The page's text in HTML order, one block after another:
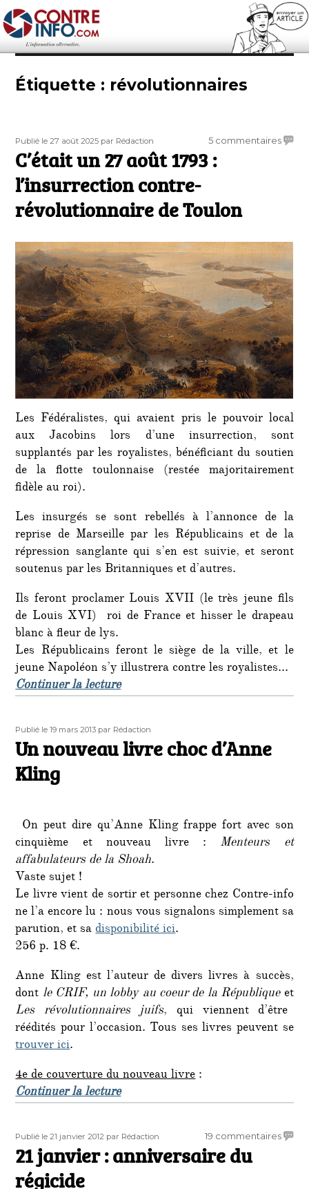
Contre-Info
Étiquette : révolutionnaires
Publié
le
Publié le 27 août 2025 Auteur
par Rédaction 5 commentairessur
de
C’était un 27 août 1793 :
l’insurrection contre-
révolutionnaire de Toulon
Les Fédéralistes, qui avaient pris le pouvoir local
aux Jacobins lors d’une insurrection, sont
supplantés par les royalistes, bénéficiant du soutien
de la flotte toulonnaise (restée majoritairement
fidèle au roi).
Les insurgés se sont rebellés à l’annonce de la
reprise de Marseille par les Républicains et de la
répression sanglante qui s’en est suivie, et seront
soutenus par les Britanniques et d’autres.
Ils feront proclamer Louis XVII (le très jeune fils
de Louis XVI) roi de France et hisser le drapeau
blanc à fleur de lys.
Les Républicains feront le siège de la ville, et le
jeune Napoléon s’y illustrera contre les royalistes…
Continuer la lecturede « C’était un 27 août 1793 :
Publié
le
Publié le 19 mars 2013 Auteur
par Rédaction
Un nouveau livre choc d’Anne
Kling
On peut dire qu’Anne Kling frappe fort avec son
cinquième et nouveau livre : Menteurs et
affabulateurs de la Shoah.
Vaste sujet !
Le livre vient de sortir et personne chez Contre-info
ne l’a encore lu : nous vous signalons simplement sa
parution, et sadisponibilité ici.
256 p. 18 €.
Anne Kling est l’auteur de divers livres à succès,
dont le CRIF, un lobby au coeur de la Républiqueet
Les révolutionnaires juifs, qui viennent d’être
réédités pour l’occasion. Tous ses livres peuvent se
trouver ici.
4e de couverture du nouveau livre:
Continuer la lecturede « Un nouveau livre choc
Publié
Publié le 21 janvier 2012 Auteur
par Rédaction 19 commentairessur
21 janvier : anniversaire du
régicide